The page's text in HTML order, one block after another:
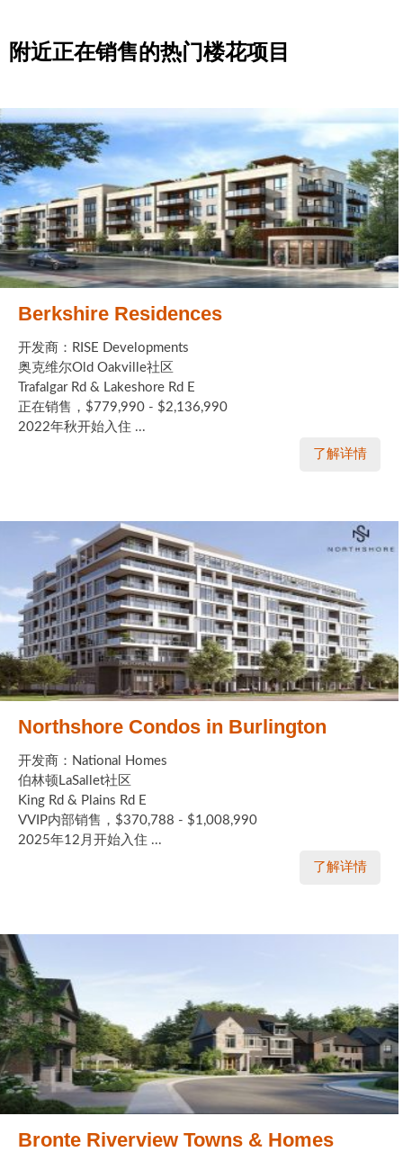
附近正在销售的热门楼花项目
Berkshire Residences
开发商：RISE Developments
奥克维尔Old Oakville社区
Trafalgar Rd & Lakeshore Rd E
正在销售，$779,990 - $2,136,990
2022年秋开始入住 ...
了解详情
Northshore Condos in Burlington
开发商：National Homes
伯林顿LaSallet社区
King Rd & Plains Rd E
VVIP内部销售，$370,788 - $1,008,990
2025年12月开始入住 ...
了解详情
Bronte Riverview Towns & Homes